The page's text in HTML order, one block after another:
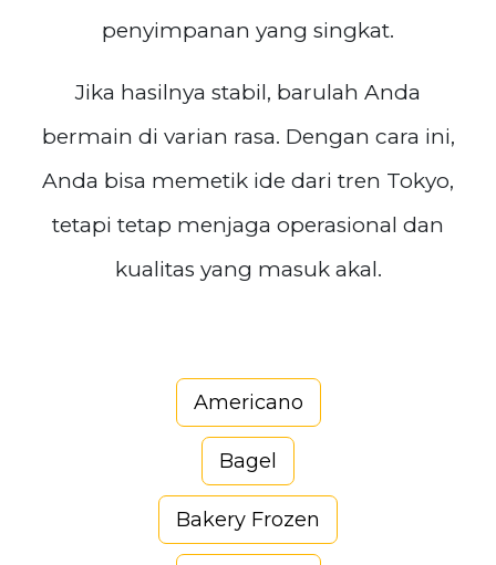
penyimpanan yang singkat.
Jika hasilnya stabil, barulah Anda
bermain di varian rasa. Dengan cara ini,
Anda bisa memetik ide dari tren Tokyo,
tetapi tetap menjaga operasional dan
kualitas yang masuk akal.
Americano
Bagel
Bakery Frozen